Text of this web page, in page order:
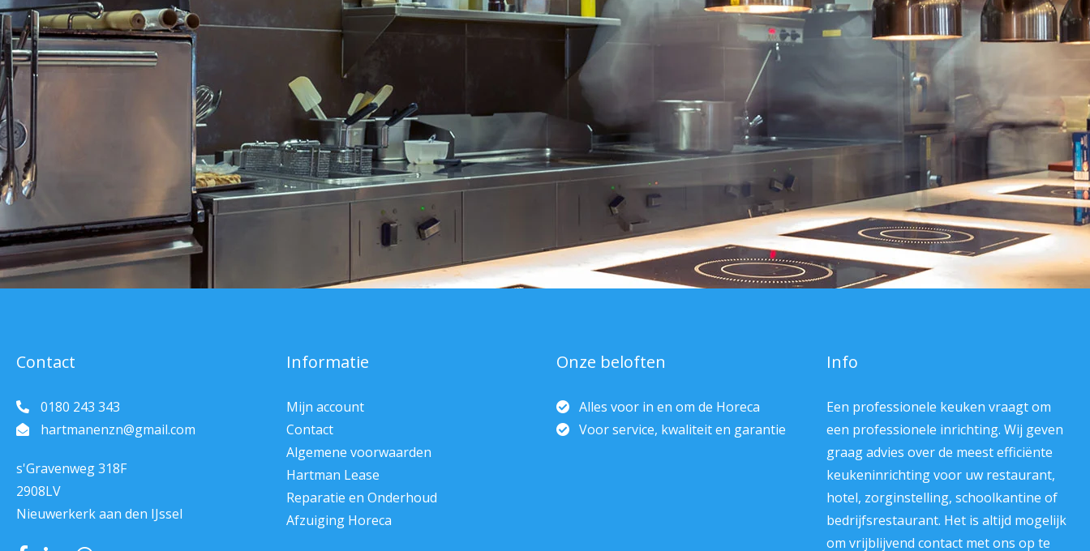
Contact
0180 243 343
hartmanenzn@gmail.com
s'Gravenweg 318F
2908LV
Nieuwerkerk aan den IJssel
Informatie
Mijn account
Contact
Algemene voorwaarden
Hartman Lease
Reparatie en Onderhoud
Afzuiging Horeca
Onze beloften
Alles voor in en om de Horeca
Voor service, kwaliteit en garantie
Info
Een professionele keuken vraagt om
een professionele inrichting. Wij geven
graag advies over de meest efficiënte
keukeninrichting voor uw restaurant,
hotel, zorginstelling, schoolkantine of
bedrijfsrestaurant. Het is altijd mogelijk
om vrijblijvend contact met ons op te